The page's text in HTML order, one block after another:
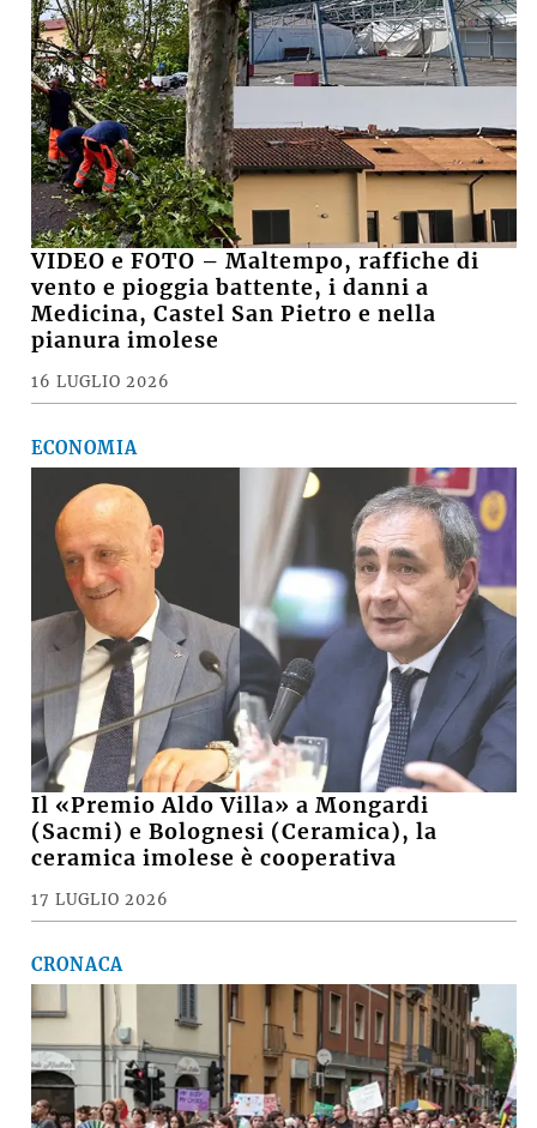
VIDEO e FOTO – Maltempo, raffiche di
vento e pioggia battente, i danni a
Medicina, Castel San Pietro e nella
pianura imolese
16 LUGLIO 2026
ECONOMIA
Il «Premio Aldo Villa» a Mongardi
(Sacmi) e Bolognesi (Ceramica), la
ceramica imolese è cooperativa
17 LUGLIO 2026
CRONACA